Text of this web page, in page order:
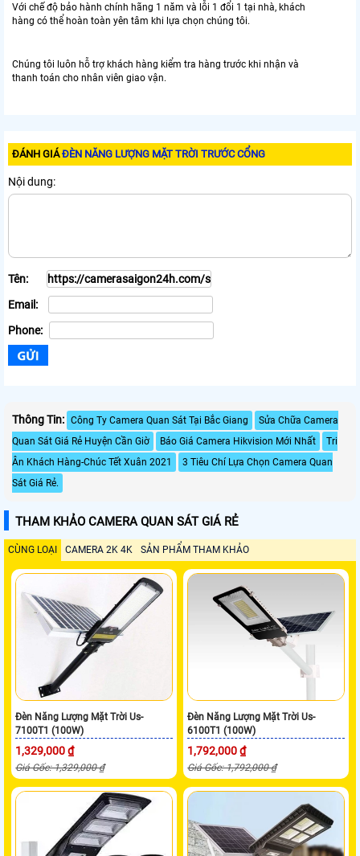
Với chế độ bảo hành chính hãng 1 năm và lỗi 1 đổi 1 tại nhà, khách
hàng có thể hoàn toàn yên tâm khi lựa chọn chúng tôi.
Chúng tôi luôn hỗ trợ khách hàng kiểm tra hàng trước khi nhận và
thanh toán cho nhân viên giao vận.
ĐÁNH GIÁĐÈN NĂNG LƯỢNG MẶT TRỜI TRƯỚC CỔNG
Nội dung:
Tên:
Email:
Phone:
Thông Tin: Công Ty Camera Quan Sát Tại Bắc Giang
Sửa Chữa Camera
Quan Sát Giá Rẻ Huyện Cần Giờ
Báo Giá Camera Hikvision Mới Nhất
Tri
Ân Khách Hàng-Chúc Tết Xuân 2021
3 Tiêu Chí Lựa Chọn Camera Quan
Sát Giá Rẻ.
THAM KHẢO CAMERA QUAN SÁT GIÁ RẺ
CÙNG LOẠI CAMERA 2K 4K SẢN PHẨM THAM KHẢO
Đèn Năng Lượng Mặt Trời Us-
7100T1 (100W)
1,329,000 ₫
Giá Gốc: 1,329,000 ₫
Đèn Năng Lượng Mặt Trời Us-
6100T1 (100W)
1,792,000 ₫
Giá Gốc: 1,792,000 ₫